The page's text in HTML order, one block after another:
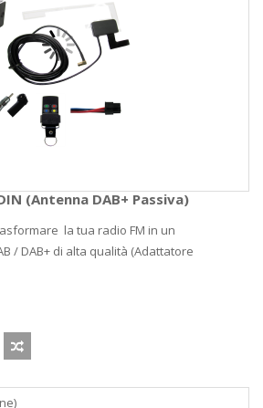
(Antenna DAB+ Passiva)
la tua radio FM in un
/ DAB+ di alta qualità (Adattatore